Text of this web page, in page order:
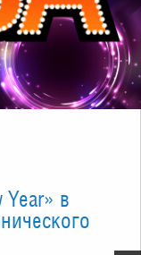
Year» в